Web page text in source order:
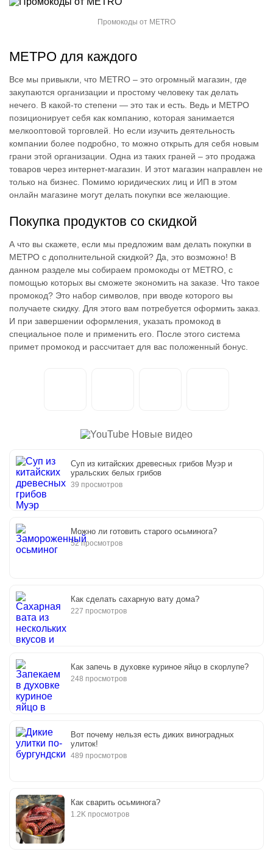
Промокоды от METRO
МЕТРО для каждого
Все мы привыкли, что METRO – это огромный магазин, где
закупаются организации и простому человеку так делать
нечего. В какой-то степени — это так и есть. Ведь и МЕТРО
позиционирует себя как компанию, которая занимается
мелкооптовой торговлей. Но если изучить деятельность
компании более подробно, то можно открыть для себя новым
грани этой организации. Одна из таких граней – это продажа
товаров через интернет-магазин. И этот магазин направлен не
только на бизнес. Помимо юридических лиц и ИП в этом
онлайн магазине могут делать покупки все желающие.
Покупка продуктов со скидкой
А что вы скажете, если мы предложим вам делать покупки в
МЕТРО с дополнительной скидкой? Да, это возможно! В
данном разделе мы собираем промокоды от METRO, с
помощью которых вы сможете экономить на заказе. Что такое
промокод? Это набор символов, при вводе которого вы
получаете скидку. Для этого вам потребуется оформить заказ.
И при завершении оформления, указать промокод в
специальное поле и применить его. После этого система
примет промокод и рассчитает для вас положенный бонус.
Новые видео
Суп из китайских древесных грибов Муэр и
уральских белых грибов
39 просмотров
Можно ли готовить старого осьминога?
52 просмотров
Как сделать сахарную вату дома?
227 просмотров
Как запечь в духовке куриное яйцо в скорлупе?
248 просмотров
Вот почему нельзя есть диких виноградных
улиток!
489 просмотров
Как сварить осьминога?
1.2K просмотров